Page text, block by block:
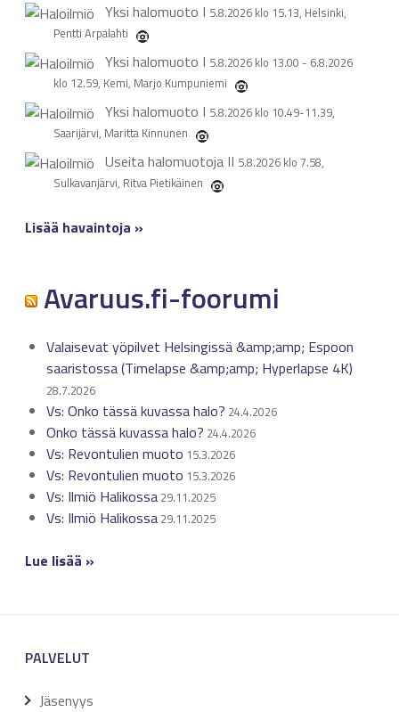
Yksi halomuoto I 5.8.2026 klo 15.13, Helsinki,
Pentti Arpalahti
Yksi halomuoto I 5.8.2026 klo 13.00 - 6.8.2026
klo 12.59, Kemi, Marjo Kumpuniemi
Yksi halomuoto I 5.8.2026 klo 10.49-11.39,
Saarijärvi, Maritta Kinnunen
Useita halomuotoja II 5.8.2026 klo 7.58,
Sulkavanjärvi, Ritva Pietikäinen
Lisää havaintoja »
Avaruus.fi-foorumi
Valaisevat yöpilvet Helsingissä &amp;amp; Espoon
saaristossa (Timelapse &amp;amp; Hyperlapse 4K)
28.7.2026
Vs: Onko tässä kuvassa halo? 24.4.2026
Onko tässä kuvassa halo? 24.4.2026
Vs: Revontulien muoto 15.3.2026
Vs: Revontulien muoto 15.3.2026
Vs: Ilmiö Halikossa 29.11.2025
Vs: Ilmiö Halikossa 29.11.2025
Lue lisää »
PALVELUT
Jäsenyys